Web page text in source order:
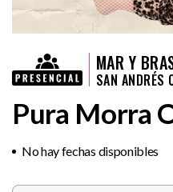
MAR Y
SAN ANDRÉS
Pura Morra
No hay fechas disponibles